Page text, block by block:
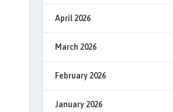
April 2026
March 2026
February 2026
January 2026